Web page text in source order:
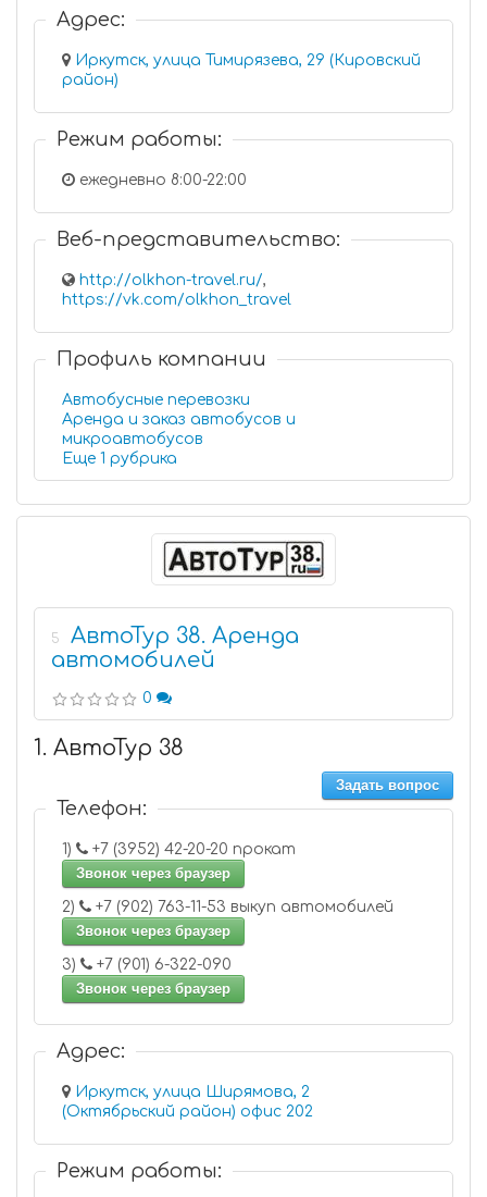
Адрес:
Иркутск, улица Тимирязева, 29 (Кировский
район)
Режим работы:
ежедневно 8:00-22:00
Веб-представительство:
http://olkhon-travel.ru/,
https://vk.com/olkhon_travel
Профиль компании
Автобусные перевозки
Аренда и заказ автобусов и
микроавтобусов
Еще 1 рубрика
5
АвтоТур 38. Аренда
автомобилей
0
1. АвтоТур 38
Задать вопрос
Телефон:
1)
+7 (3952) 42-20-20 прокат
Звонок через браузер
2)
+7 (902) 763-11-53 выкуп автомобилей
Звонок через браузер
3)
+7 (901) 6-322-090
Звонок через браузер
Адрес:
Иркутск, улица Ширямова, 2
(Октябрьский район) офис 202
Режим работы: